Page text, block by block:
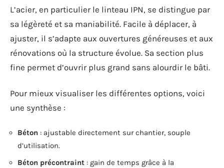
L’acier, en particulier le linteau IPN, se distingue par
sa légèreté et sa maniabilité. Facile à déplacer, à
ajuster, il s’adapte aux ouvertures généreuses et aux
rénovations où la structure évolue. Sa section plus
fine permet d’ouvrir plus grand sans alourdir le bâti.
Pour mieux visualiser les différentes options, voici
une synthèse :
Béton : ajustable directement sur chantier, souple
d’utilisation.
Béton précontraint : gain de temps grâce à la